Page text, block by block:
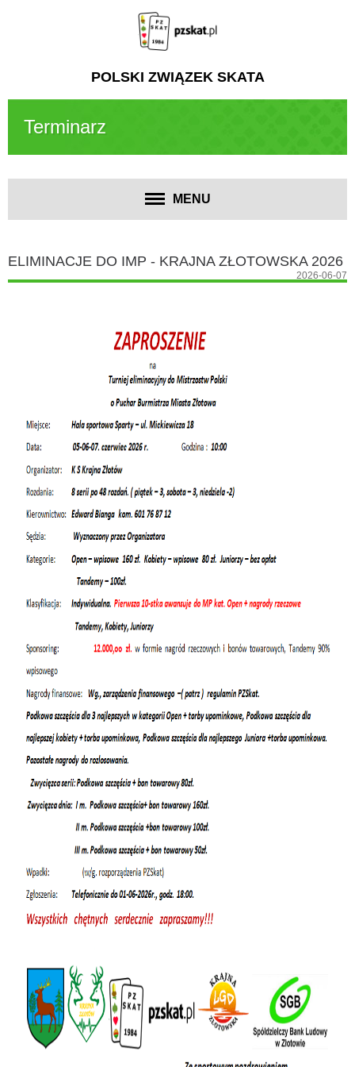
POLSKI ZWIĄZEK SKATA
Terminarz
MENU
ELIMINACJE DO IMP - KRAJNA ZŁOTOWSKA 2026
2026-06-07